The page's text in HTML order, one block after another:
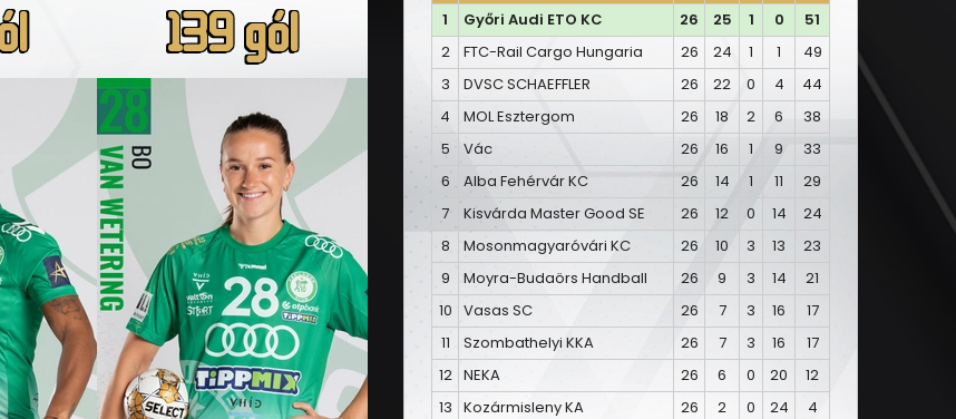
139 gól
1
Győri Audi ETO KC 26 25 1 0
51
2
FTC-Rail Cargo Hungaria 26 24 1 1
49
3
DVSC SCHAEFFLER 26 22 0 4
44
4
MOL Esztergom 26 18 2 6
38
5
Vác 26 16 1 9
33
6
Alba Fehérvár KC 26 14 1 11
29
7
Kisvárda Master Good SE 26 12 0 14
24
8
Mosonmagyaróvári KC 26 10 3 13
23
9
Moyra-Budaörs Handball 26 9 3 14
21
10 Vasas SC 26 7 3 16
17
11
Szombathelyi KKA 26 7 3 16
17
12 NEKA 26 6 0 20
12
13 Kozármisleny KA 26 2 0 24 4